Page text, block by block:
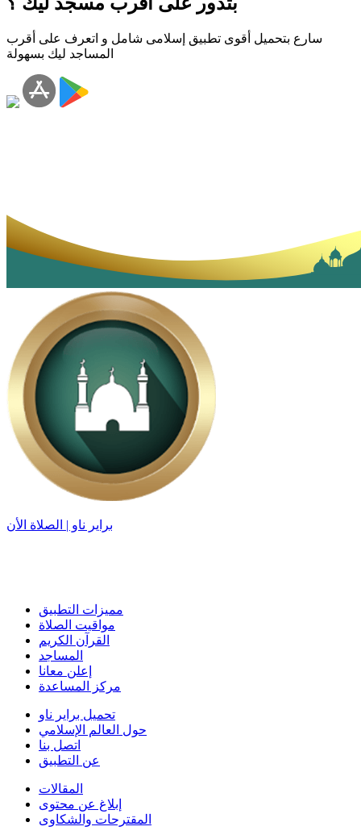
سارع بتحميل أقوى تطبيق إسلامى شامل و اتعرف على أقرب
المساجد ليك بسهولة
براير ناو | الصلاة الأن
مميزات التطبيق
مواقيت الصلاة
القرآن الكريم
المساجد
إعلن معانا
مركز المساعدة
تحميل براير ناو
حول العالم الإسلامي
اتصل بنا
عن التطبيق
المقالات
إبلاغ عن محتوى
المقترحات والشكاوى